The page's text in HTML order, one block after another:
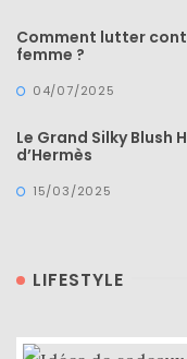
Comment lutter
femme ?
04/07/2025
Le Grand Silky Blush
d’Hermès
15/03/2025
LIFESTYLE